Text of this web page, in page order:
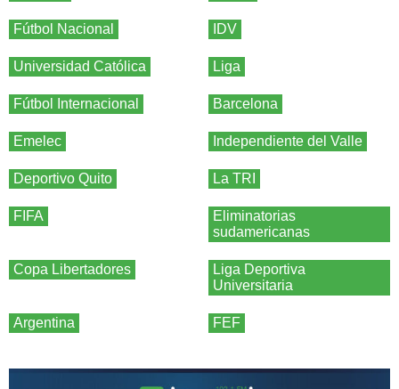
Fútbol Nacional IDV
Universidad Católica Liga
Fútbol Internacional Barcelona
Emelec Independiente del Valle
Deportivo Quito La TRI
FIFA
Eliminatorias
sudamericanas
Copa Libertadores
Liga Deportiva
Universitaria
Argentina FEF